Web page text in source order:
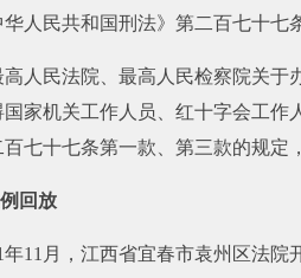
华人民共和国刑法》第二百七十
高人民法院、最高人民检察院关
家机关工作人员、红十字会工作
七十七条第一款、第三款的规定
回放
年11月，江西省宜春市袁州区法